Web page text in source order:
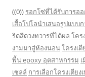
((0)) รอกโซ่ที่ได้รับการอ
เสื้อโปโลนำเสนอรูปแบ
ริดสีดวงทวารที่ได้ผล โคร
งามมาสู่ห้องนอนโครงเ
พื้น epoxy อุตสาหกรรม
เซลล์ การเลือกโครงเตีย